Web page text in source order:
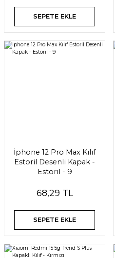
SEPETE EKLE
İphone 12 Pro Max Kılıf
Estoril Desenli Kapak -
Estoril - 9
68,29 TL
SEPETE EKLE